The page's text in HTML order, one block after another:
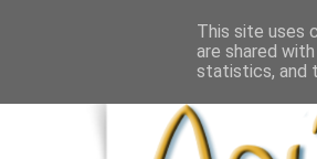
This site uses
are shared
statistics, and